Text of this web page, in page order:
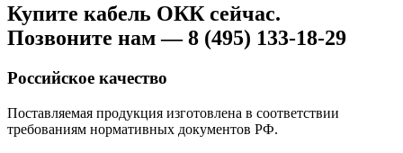
Купите кабель ОКК сейчас.
Позвоните нам — 8 (495) 133-18-29
Российское качество
Поставляемая продукция изготовлена в соответствии
требованиям нормативных документов РФ.